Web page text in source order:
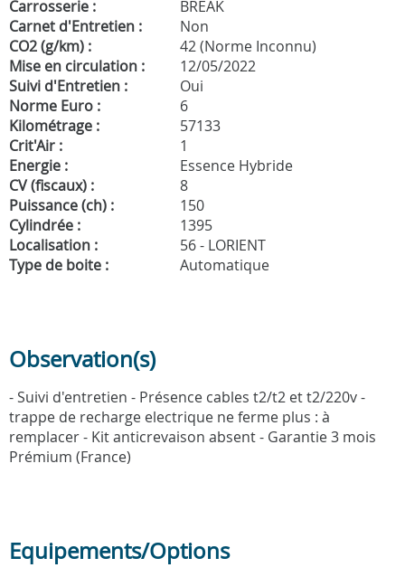
Carrosserie :
BREAK
Carnet d'Entretien :
Non
CO2 (g/km) :
42 (Norme Inconnu)
Mise en circulation :
12/05/2022
Suivi d'Entretien :
Oui
Norme Euro :
6
Kilométrage :
57133
Crit'Air :
1
Energie :
Essence Hybride
CV (fiscaux) :
8
Puissance (ch) :
150
Cylindrée :
1395
Localisation :
56 - LORIENT
Type de boite :
Automatique
Observation(s)
- Suivi d'entretien - Présence cables t2/t2 et t2/220v -
trappe de recharge electrique ne ferme plus : à
remplacer - Kit anticrevaison absent - Garantie 3 mois
Prémium (France)
Equipements/Options